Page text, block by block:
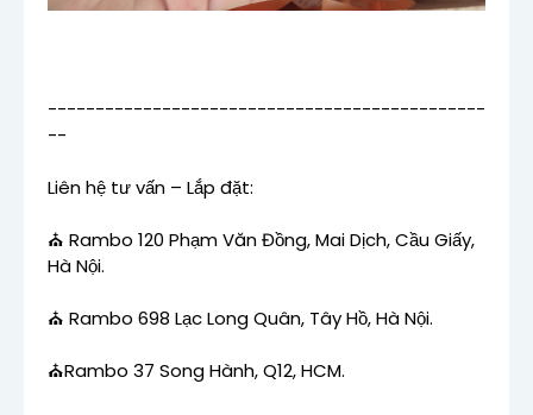
----------------------------------------------
--
Liên hệ tư vấn – Lắp đặt:
⛪ Rambo 120 Phạm Văn Đồng, Mai Dịch, Cầu Giấy,
Hà Nội.
⛪ Rambo 698 Lạc Long Quân, Tây Hồ, Hà Nội.
⛪Rambo 37 Song Hành, Q12, HCM.